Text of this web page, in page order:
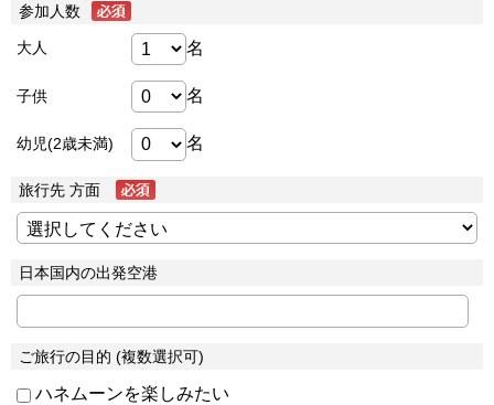
参加人数
大人 名
子供 名
幼児(2歳未満) 名
旅行先 方面
日本国内の出発空港
ご旅行の目的 (複数選択可)
ハネムーンを楽しみたい